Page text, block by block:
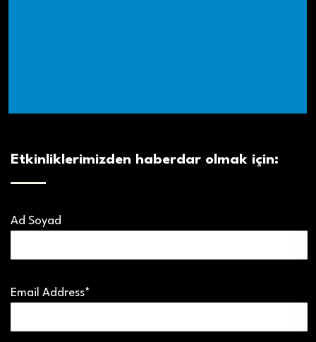
Etkinliklerimizden haberdar olmak için:
Ad Soyad
Email Address*